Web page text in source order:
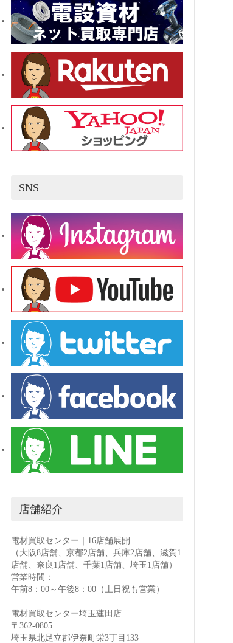
SNS
店舗紹介
電材買取センター｜16店舗展開
（大阪8店舗、京都2店舗、兵庫2店舗、滋賀1
店舗、奈良1店舗、千葉1店舗、埼玉1店舗）
営業時間：
午前8：00～午後8：00（土日祝も営業）
電材買取センター埼玉蓮田店
〒362-0805
埼玉県北足立郡伊奈町栄3丁目133